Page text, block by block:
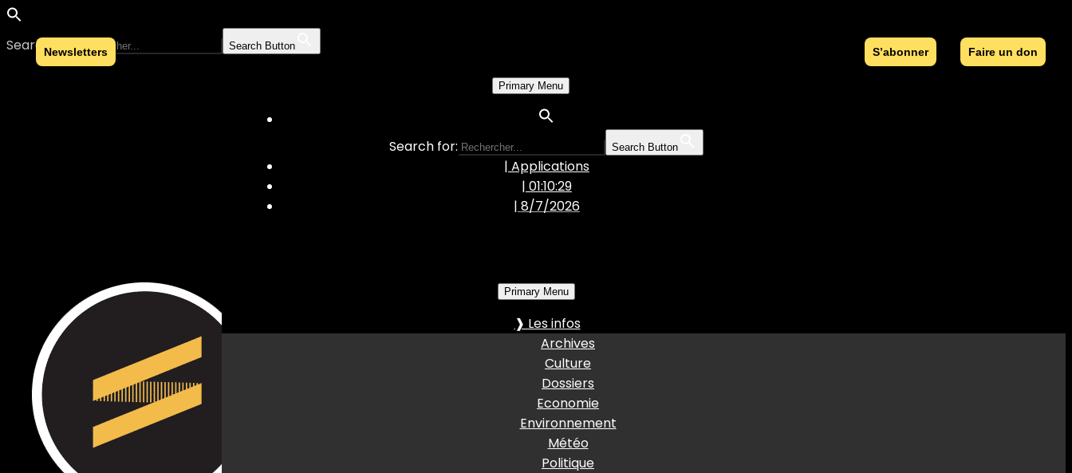
Search for: Search Button
Skip to content
Primary Menu
Search for: Search Button
| Applications
| 01:10:30
| 8/7/2026
Primary Menu
❱ Les infos
Archives
Culture
Dossiers
Economie
Environnement
Météo
Politique
S’abonner Faire un don
Newsletters